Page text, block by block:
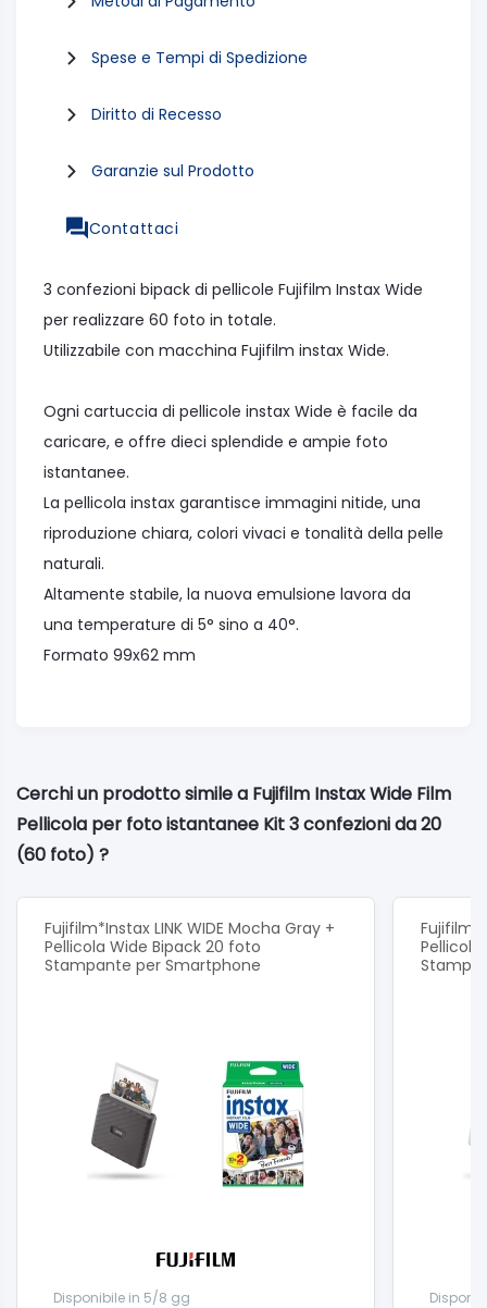
Spese e Tempi di Spedizione
Diritto di Recesso
Garanzie sul Prodotto
Contattaci
3 confezioni bipack di pellicole Fujifilm Instax Wide
per realizzare 60 foto in totale.
Utilizzabile con macchina Fujifilm instax Wide.
Ogni cartuccia di pellicole instax Wide è facile da
caricare, e offre dieci splendide e ampie foto
istantanee.
La pellicola instax garantisce immagini nitide, una
riproduzione chiara, colori vivaci e tonalità della pelle
naturali.
Altamente stabile, la nuova emulsione lavora da
una temperature di 5° sino a 40°.
Formato 99x62 mm
Cerchi un prodotto simile a Fujifilm Instax Wide Film
Pellicola per foto istantanee Kit 3 confezioni da 20
(60 foto) ?
Fujifilm*Instax LINK WIDE Mocha Gray +
Pellicola Wide Bipack 20 foto
Stampante per Smartphone
Disponibile in 5/8 gg